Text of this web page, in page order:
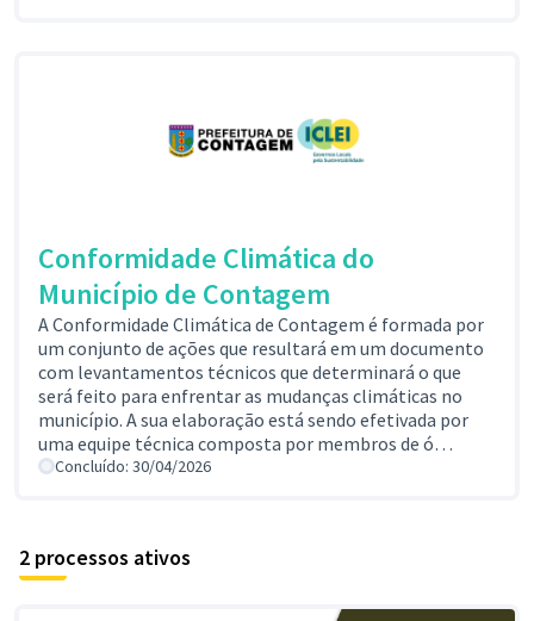
Conformidade Climática do
Município de Contagem
A Conformidade Climática de Contagem é formada por
um conjunto de ações que resultará em um documento
com levantamentos técnicos que determinará o que
será feito para enfrentar as mudanças climáticas no
município. A sua elaboração está sendo efetivada por
uma equipe técnica composta por membros de ó…
Concluído: 30/04/2026
2 processos ativos